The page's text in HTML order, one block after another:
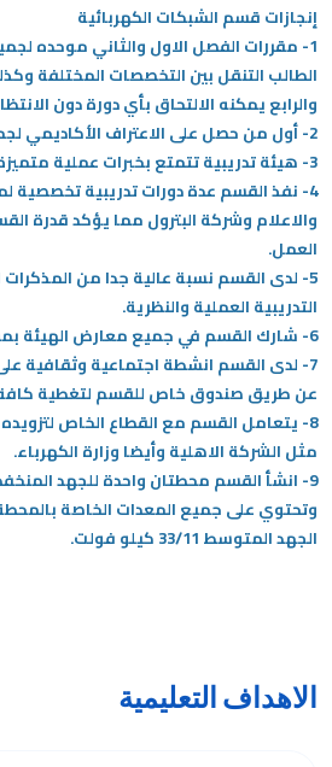
إنجازات قسم الشبكات الكهربائية
1- مقررات الفصل الاول والثاني موحده
الطالب التنقل بين التخصصات المختلفة
والرابع يمكنه الالتحاق بأي دورة دون
2- أول من حصل على الاعتراف الأكاديمي لجميع برامجه التدريبية.
3- هيئة تدريبية تتمتع بخبرات عملية متميزة.
4- نفذ القسم عدة دورات تدريبية تخصصية
والاعلام وشركة البترول مما يؤكد قدرة
العمل.
5- لدى القسم نسبة عالية جدا من
التدريبية العملية والنظرية.
6- شارك القسم في جميع معارض الهيئة بمشاريع متميزة.
7- لدى القسم انشطة اجتماعية وثقافية
عن طريق صندوق خاص للقسم لتغطية كافة
8- يتعامل القسم مع القطاع الخاص
مثل الشركة الاهلية وأيضا وزارة الكهرباء.
وتحتوي على جميع المعدات الخاصة
الجهد المتوسط 33/11 كيلو فولت.
الاهداف التعليمية